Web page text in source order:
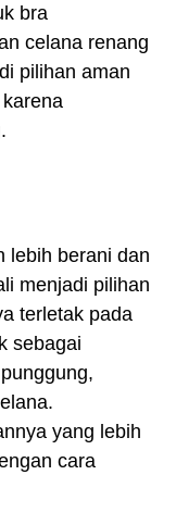
bra
celana renang
pilihan aman
lebih berani dan
menjadi pilihan
terletak pada
sebagai
yang lebih
cara